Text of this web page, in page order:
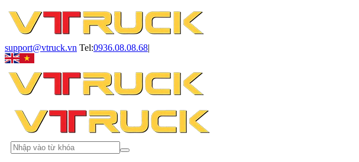
support@vtruck.vn Tel:0936.08.08.68|